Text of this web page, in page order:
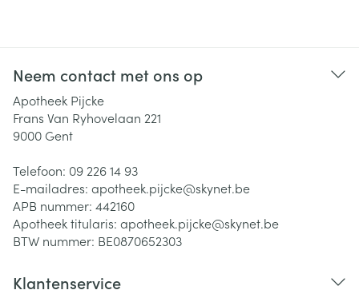
Neem contact met ons op
Apotheek Pijcke
Frans Van Ryhovelaan 221
9000 Gent
Telefoon: 09 226 14 93
E-mailadres: apotheek.pijcke@skynet.be
APB nummer: 442160
Apotheek titularis: apotheek.pijcke@skynet.be
BTW nummer: BE0870652303
Klantenservice